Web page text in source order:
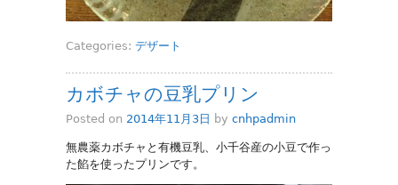
Categories: デザート
カボチャの豆乳プリン
Posted on 2014年11月3日 by cnhpadmin
無農薬カボチャと有機豆乳、小千谷産の小豆で作っ
た餡を使ったプリンです。